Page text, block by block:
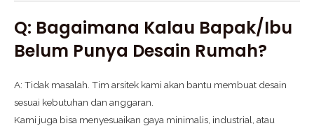
Q: Bagaimana Kalau Bapak/Ibu
Belum Punya Desain Rumah?
A: Tidak masalah. Tim arsitek kami akan bantu membuat desain
sesuai kebutuhan dan anggaran.
Kami juga bisa menyesuaikan gaya minimalis, industrial, atau